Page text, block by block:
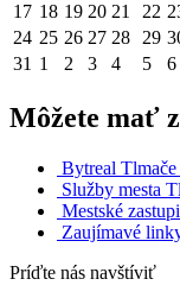
17 18 19 20 21 22
24 25 26 27 28 29
31 1 2 3 4 5 6
Môžete mať
Bytreal Tlmače
Služby mesta
Mestské
Zaujímavé
Príďte nás navštíviť